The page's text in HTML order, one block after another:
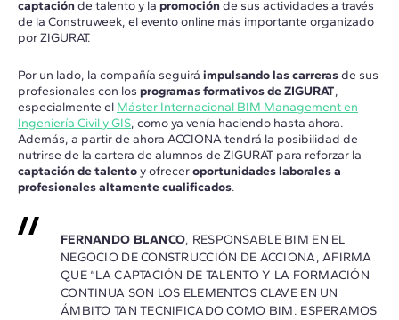
captaciónde talento y la promociónde sus actividades a través
de la Construweek, el evento online más importante organizado
por ZIGURAT.
Por un lado, la compañía seguirá impulsando las carrerasde sus
profesionales con los programas formativos de ZIGURAT,
especialmente el Máster Internacional BIM Management en
Ingeniería Civil y GIS, como ya venía haciendo hasta ahora.
Además, a partir de ahora ACCIONA tendrá la posibilidad de
nutrirse de la cartera de alumnos de ZIGURAT para reforzar la
captación de talentoy ofreceroportunidades laborales a
profesionales altamente cualificados.
FERNANDO BLANCO, RESPONSABLE BIM EN EL
NEGOCIO DE CONSTRUCCIÓN DE ACCIONA, AFIRMA
QUE “LA CAPTACIÓN DE TALENTO Y LA FORMACIÓN
CONTINUA SON LOS ELEMENTOS CLAVE EN UN
ÁMBITO TAN TECNIFICADO COMO BIM. ESPERAMOS